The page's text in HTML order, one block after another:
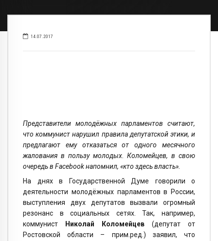
14.07.2017
Представители молодёжных парламентов считают,
что коммунист нарушил правила депутатской этики, и
предлагают ему отказаться от одного месячного
жалования в пользу молодых. Коломейцев, в свою
очередь в Facebookнапомнил, «кто здесь власть».
На днях в Государственной Думе говорили о
деятельности молодёжных парламентов в России,
выступления двух депутатов вызвали огромный
резонанс в социальных сетях. Так, например,
коммунист
Николай Коломейцев (депутат от
Ростовской области – прим.ред.) заявил, что